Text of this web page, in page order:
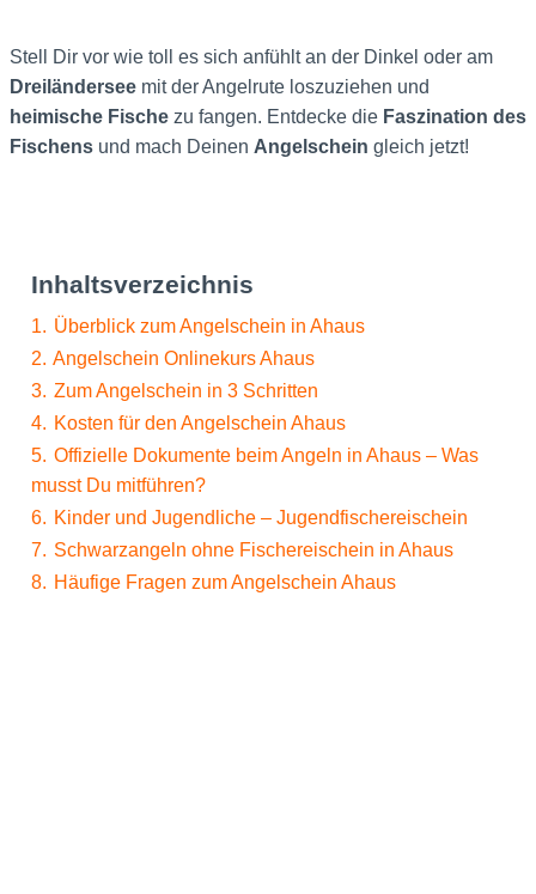
Stell Dir vor wie toll es sich anfühlt an der Dinkel oder am
Dreiländersee mit der Angelrute loszuziehen und
heimische Fische zu fangen. Entdecke die Faszination des
Fischens und mach Deinen Angelschein gleich jetzt!
Inhaltsverzeichnis
1. Überblick zum Angelschein in Ahaus
2. Angelschein Onlinekurs Ahaus
3. Zum Angelschein in 3 Schritten
4. Kosten für den Angelschein Ahaus
5. Offizielle Dokumente beim Angeln in Ahaus – Was
musst Du mitführen?
6. Kinder und Jugendliche – Jugendfischereischein
7. Schwarzangeln ohne Fischereischein in Ahaus
8. Häufige Fragen zum Angelschein Ahaus